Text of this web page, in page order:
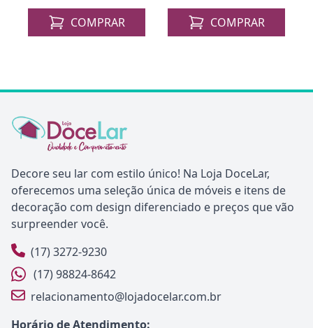
COMPRAR COMPRAR
Decore seu lar com estilo único! Na Loja DoceLar,
oferecemos uma seleção única de móveis e itens de
decoração com design diferenciado e preços que vão
surpreender você.
(17) 3272-9230
(17) 98824-8642
relacionamento@lojadocelar.com.br
Horário de Atendimento: